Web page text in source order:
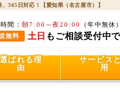
365日対応！【愛知県（名古屋市）】
間： 朝7:00～夜20:00
（年中無休）
無料
土日 もご相談受付中
選ばれる理
由
サービス
用